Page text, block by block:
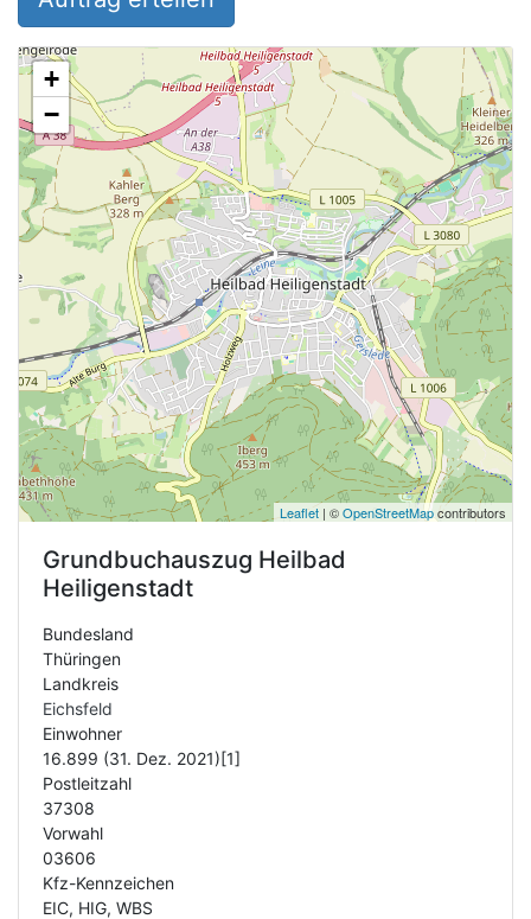
+
−
Leaflet | ©OpenStreetMapcontributors
Grundbuchauszug Heilbad
Heiligenstadt
Bundesland
Thüringen
Landkreis
Eichsfeld
Einwohner
16.899 (31. Dez. 2021)[1]
Postleitzahl
37308
Vorwahl
03606
Kfz-Kennzeichen
EIC, HIG, WBS